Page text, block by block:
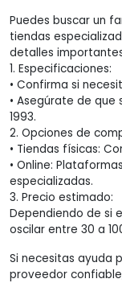
Puedes buscar un
tiendas
detalles
1. Especificaciones:
• Confirma si
• Asegúrate de que
1993.
2. Opciones de
• Tiendas físicas:
• Online:
especializadas.
3. Precio estimado:
Dependiendo de si
oscilar entre 30 a
Si necesitas ayuda
proveedor